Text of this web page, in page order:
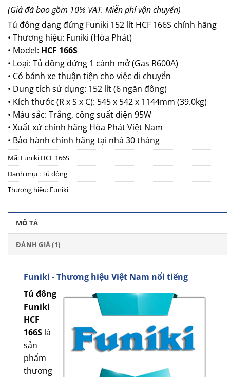
(Giá đã bao gồm 10% VAT. Miễn phí vận chuyển)
Tủ đông dạng đứng Funiki 152 lít HCF 166S chính hãng
• Thương hiệu: Funiki (Hòa Phát)
• Model: HCF 166S
• Loại: Tủ đông đứng 1 cánh mở (Gas R600A)
• Có bánh xe thuận tiện cho việc di chuyển
• Dung tích sử dụng: 152 lít (6 ngăn đông)
• Kích thước (R x S x C): 545 x 542 x 1144mm (39.0kg)
• Màu sắc: Trắng, công suất điện 95W
• Xuất xứ chính hãng Hòa Phát Việt Nam
• Bảo hành chính hãng tại nhà 30 tháng
Mã: Funiki HCF 166S
Danh mục:Tủ đông
Thương hiệu: Funiki
MÔ TẢ
ĐÁNH GIÁ (1)
Funiki - Thương hiệu Việt Nam nổi tiếng
Tủ đông
Funiki
HCF
166S là
sản
phẩm
thương